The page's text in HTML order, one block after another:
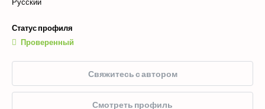
Русский
Статус профиля
Проверенный
Свяжитесь с автором
Смотреть профиль